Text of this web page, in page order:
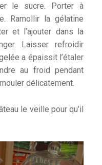
le sucre. Porter à
Ramollir la gélatine
et l’ajouter dans la
Laisser refroidir
a épaissit l’étaler
au froid pendant
délicatement.
le veille pour qu’il